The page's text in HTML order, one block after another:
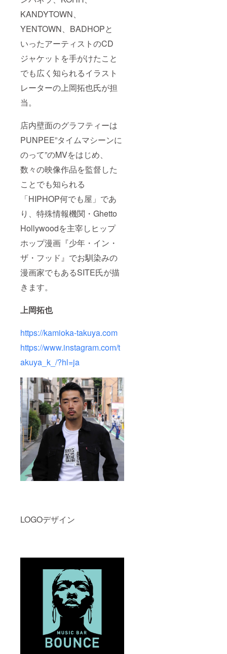
KANDYTOWN、
YENTOWN、BADHOPと
いったアーティストのCD
ジャケットを手がけたこと
でも広く知られるイラスト
レーターの上岡拓也氏が担
当。
店内壁面のグラフティーは
PUNPEE”タイムマシーンに
のって”のMVをはじめ、
数々の映像作品を監督した
ことでも知られる
「HIPHOP何でも屋」であ
り、特殊情報機関・Ghetto
Hollywoodを主宰しヒップ
ホップ漫画『少年・イン・
ザ・フッド』でお馴染みの
漫画家でもあるSITE氏が描
きます。
上岡拓也
https://kamioka-takuya.com
https://www.instagram.com/t
akuya_k_/?hl=ja
LOGOデザイン